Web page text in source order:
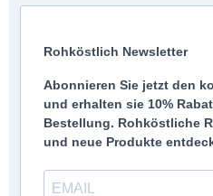
Rohköstlich Newsletter
Abonnieren Sie jetzt den
und erhalten sie 10%
Bestellung. Rohköstliche
und neue Produkte